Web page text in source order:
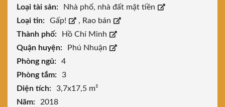
Loại tài sản:
Nhà phố, nhà đất mặt tiền
Loại tin:
Gấp! , Rao bán
Thành phố:
Hồ Chí Minh
Quận huyện:
Phú Nhuận
Phòng ngủ:
4
Phòng tắm:
3
Diện tích:
3,7x17,5 m²
Năm:
2018